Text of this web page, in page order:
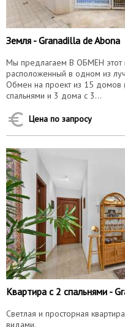
Земля - Granadilla de Abona
Мы предлагаем В ОБМЕН этот
расположенный в одном из
Обмен на проект из 15 домов
спальнями и 3 дома с 3...
Цена по запросу
Квартира с 2 спальнями -
Светлая и просторная
видами.